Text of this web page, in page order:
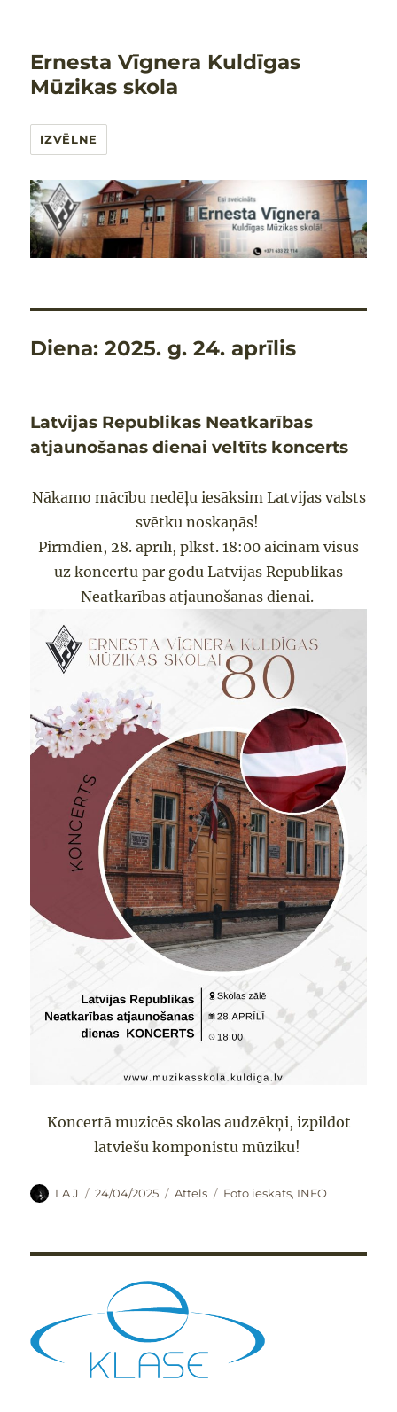
Ernesta Vīgnera Kuldīgas
Mūzikas skola
IZVĒLNE
Diena:2025. g. 24. aprīlis
Latvijas Republikas Neatkarības
atjaunošanas dienai veltīts koncerts
Nākamo mācību nedēļu iesāksim Latvijas valsts
svētku noskaņās!
Pirmdien, 28. aprīlī, plkst. 18:00 aicinām visus
uz koncertu par godu Latvijas Republikas
Neatkarības atjaunošanas dienai.
Koncertā muzicēs skolas audzēkņi, izpildot
latviešu komponistu mūziku!
Autors
LA J Publicēts
24/04/2025 Formāts
Attēls Kategorijas
Foto ieskats, INFO